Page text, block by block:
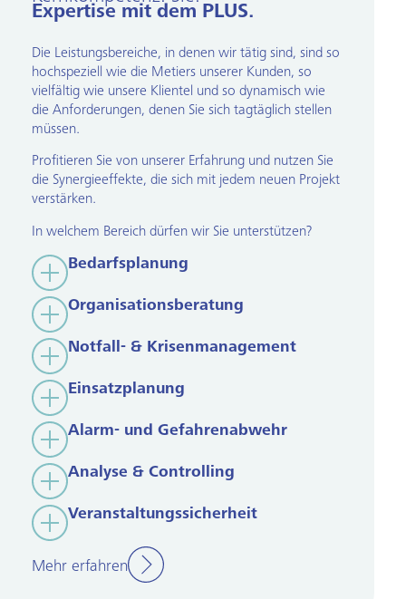
Expertise mit dem PLUS.
Die Leistungsbereiche, in denen wir tätig sind, sind so
hochspeziell wie die Metiers unserer Kunden, so
vielfältig wie unsere Klientel und so dynamisch wie
die Anforderungen, denen Sie sich tagtäglich stellen
müssen.
Profitieren Sie von unserer Erfahrung und nutzen Sie
die Synergieeffekte, die sich mit jedem neuen Projekt
verstärken.
In welchem Bereich dürfen wir Sie unterstützen?
Bedarfsplanung
Organisationsberatung
Notfall- & Krisenmanagement
Einsatzplanung
Alarm- und Gefahrenabwehr
Analyse & Controlling
Veranstaltungssicherheit
Mehr erfahren